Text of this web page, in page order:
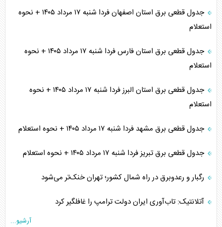
جدول قطعی برق استان اصفهان فردا شنبه ۱۷ مرداد ۱۴۰۵ + نحوه
استعلام
جدول قطعی برق استان فارس فردا شنبه ۱۷ مرداد ۱۴۰۵ + نحوه
استعلام
جدول قطعی برق استان البرز فردا شنبه ۱۷ مرداد ۱۴۰۵ + نحوه
استعلام
جدول قطعی برق مشهد فردا شنبه ۱۷ مرداد ۱۴۰۵ + نحوه استعلام
جدول قطعی برق تبریز فردا شنبه ۱۷ مرداد ۱۴۰۵ + نحوه استعلام
رگبار و رعدوبرق در راه شمال کشور؛ تهران خنک‌تر می‌شود
آتلانتیک: تاب‌آوری ایران دولت ترامپ را غافلگیر کرد
آرشیو...